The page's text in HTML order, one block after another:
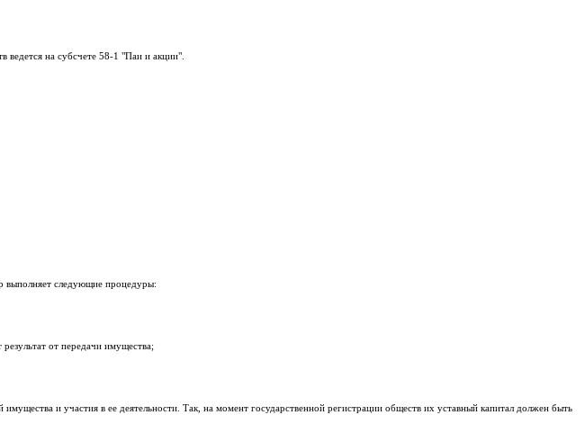
ведется на субсчете 58-1 "Паи и акции".
выполняет следующие процедуры:
от передачи имущества;
и участия в ее деятельности. Так, на момент государственной регистрации обществ их уставный капитал должен быть